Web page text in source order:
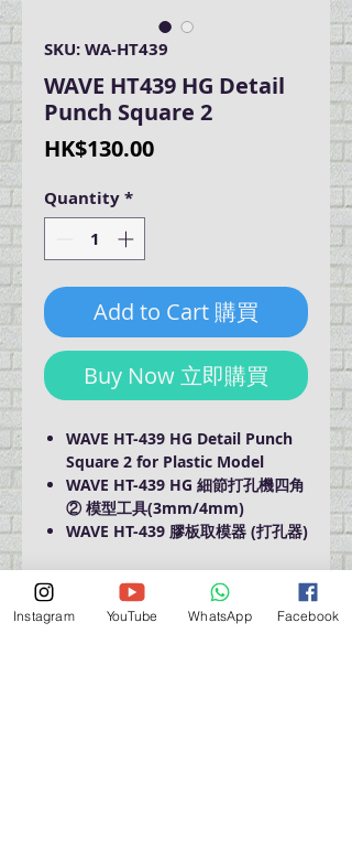
SKU: WA-HT439
WAVE HT439 HG Detail
Punch Square 2
HK$130.00Price
Quantity*
Add to Cart 購買
Buy Now 立即購買
WAVE HT-439 HG Detail Punch
Square 2 for Plastic Model
WAVE HT-439 HG 細節打孔機四角
② 模型工具(3mm/4mm)
WAVE HT-439 膠板取模器 (打孔器)
https://www.hobby-
wave.com/products/ht439/
Instagram YouTube WhatsApp Facebook